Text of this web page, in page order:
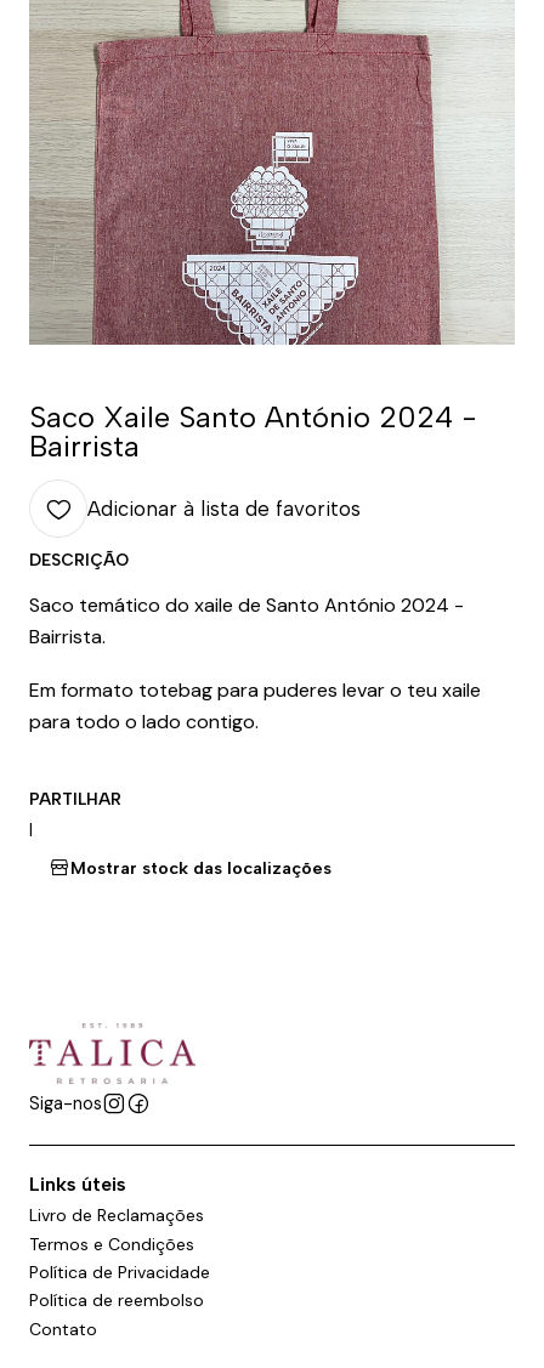
Saco Xaile Santo António 2024 -
Bairrista
Adicionar à lista de favoritos
DESCRIÇÃO
Saco temático do xaile de Santo António 2024 -
Bairrista.
Em formato totebag para puderes levar o teu xaile
para todo o lado contigo.
PARTILHAR
|
Mostrar stock das localizações
Siga-nos
Links úteis
Livro de Reclamações
Termos e Condições
Política de Privacidade
Política de reembolso
Contato